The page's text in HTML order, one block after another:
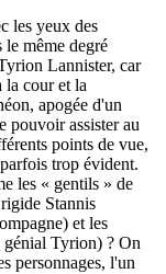
les yeux des
le même degré
Lannister, car
la cour et la
apogée d'un
pouvoir assister au
points de vue,
trop évident.
les « gentils » de
Stannis
et les
génial Tyrion) ? On
personnages, l'un